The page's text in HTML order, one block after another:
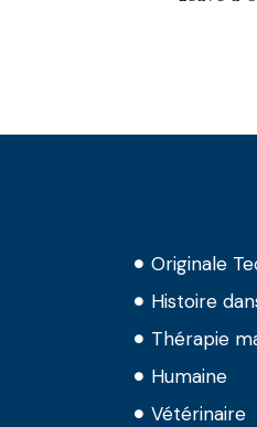
Originale
Histoire
Thérapie
Humaine
Vétérinaire